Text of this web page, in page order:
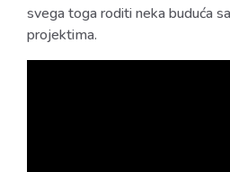
svega toga roditi neka buduća
projektima.